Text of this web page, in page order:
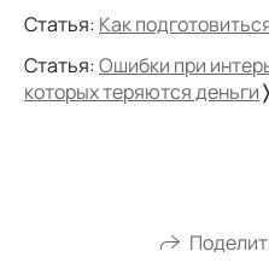
Статья: Как
Статья:Ошибки при
которых теряются деньги〉